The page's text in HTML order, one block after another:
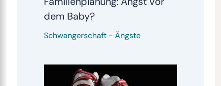
dem Baby?
Schwangerschaft- Ängste